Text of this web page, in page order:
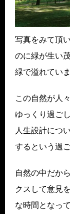
写真をみて頂
のに緑が生い
緑で溢れてい
この自然が人
ゆっくり過ご
人生設計につ
するという過
自然の中だか
クスして意見
な時間となっ